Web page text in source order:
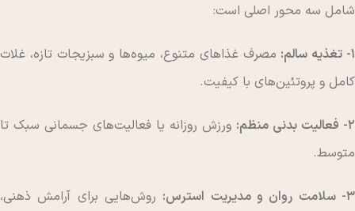
شامل سه محور اصلی است:
1- تغذیه سالم:
مصرف غذاهای متنوع، میوه‌ها و سبزیجات تازه، غلات
کامل و پروتئین‌های با کیفیت.
2- فعالیت بدنی منظم:
ورزش روزانه یا فعالیت‌های جسمانی سبک تا
متوسط.
3- سلامت روان و مدیریت استرس:
روش‌هایی برای آرامش ذهنی،